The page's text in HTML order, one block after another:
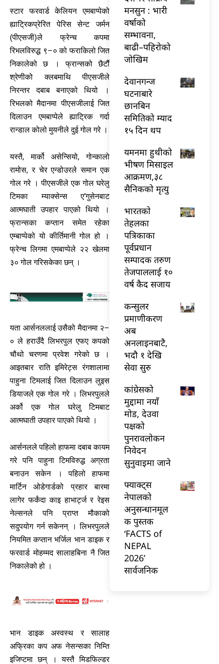
स्टार फरवार्ड केलियन एमबाप्पेको
ह्याट्रिकप्रेरित पेरिस सेन्ट जर्मन
(पीएसजी)ले फ्रेन्च कपमा
रिभलविरुद्ध ९–० को फराकिलो जित
निकालेको छ । फ्रान्सको छैटौँ
श्रेणीको क्लबमाथि पीएसजीले
निरन्तर दबाब बनाएको थियो ।
रिभलको मैदानमा पीएसजीलाई जित
दिलाउन एमबाप्पेले ह्याट्रिक गर्दा
रान्डाल कोलो मुयनीले दुई गोल गरे ।
यस्तै, मार्को असेन्सियो, गोन्कालो
रामोस, र चेर एन्डोउरले समान एक
गोल गरे । पीएसजीले एक गोल घरेलु
टिमका म्याक्सेन्स ए’गुसेनबाट
आत्मघाती उपहार पाएको थियो ।
फ्रान्सका कप्तान समेत रहेका
एम्बाप्पेको यो कीर्तिमानी गोल हो ।
फ्रेन्च लिगमा एमबाप्पेले २२ खेलमा
३० गोल गरिसकेका छन् ।
यता आर्सनललाई उसैको मैदानमा २–
० ले हराउँदै लिभरपुल एफए कपको
चौथो चरणमा प्रवेश गरेको छ ।
आइतबार राति इमिरेट्स रंगशालामा
पाहुना टिमलाई जित दिलाउन लुइस
डियाजले एक गोल गरे । लिभरपुलले
अर्को एक गोल घरेलु टिमबाट
आत्मघाती उपहार पाएको थियो ।
आर्सनलले पहिलो हाफमा दबाब कायम
गरे पनि पाहुना टिमविरुद्ध अग्रता
बनाउन सकेन । पहिलो हाफमा
मार्टिन ओडेगार्डको प्रहार बारमा
लागेर फर्कंदा काइ हाभार्ट्ज र रेइस
नेल्सनले पनि प्राप्त मौकाको
सदुपयोग गर्न सकेनन् । लिभरपुलले
नियमित कप्तान भर्जिल भान डाइक र
फरवार्ड मोहम्मद सालाहबिना नै जित
निकालेको हो ।
भान डाइक अस्वस्थ र सालाह
अफ्रिका कप अफ नेसन्सका निम्ति
इजिप्टमा छन् । यस्तै मिडफिल्डर
मनसुन : भारी
वर्षाको
सम्भावना,
बाढी–पहिरोको
जोखिम
देवानगन्ज
घटनाबारे
छानबिन
समितिको म्याद
१५ दिन थप
यमनमा हुथीको
भीषण मिसाइल
आक्रमण,३८
सैनिकको मृत्यु
भारतकाे
तेहलका
पत्रिकाका
पूर्वप्रधान
सम्पादक तरुण
तेजपाललाई १०
वर्ष कैद सजाय
कन्सुलर
प्रमाणीकरण
अब
अनलाइनबाटै,
भदौ १ देखि
सेवा सुरु
कांग्रेसको
मुद्दामा नयाँ
मोड, देउवा
पक्षको
पुनरावलोकन
निवेदन
सुनुवाइमा जाने
फ्याक्ट्स
नेपालको
अनुसन्धानमूल
क पुस्तक
‘FACTS of
NEPAL
2026’
सार्वजनिक